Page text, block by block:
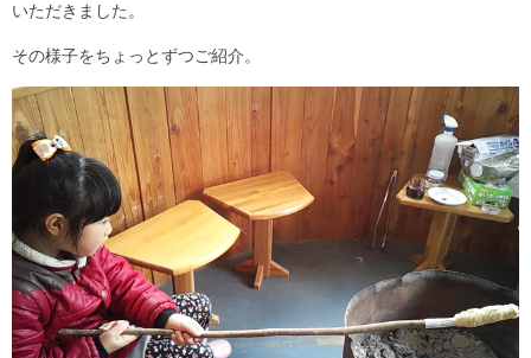
いただきました。
その様子をちょっとずつご紹介。